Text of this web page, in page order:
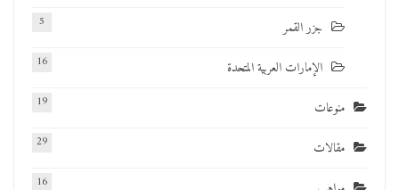
جزر القمر 5
الإمارات العربية المتحدة 16
منوعات 19
مقالات 29
16